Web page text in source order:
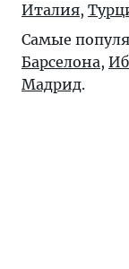
Италия,
Самые
Барселона,
Мадрид.